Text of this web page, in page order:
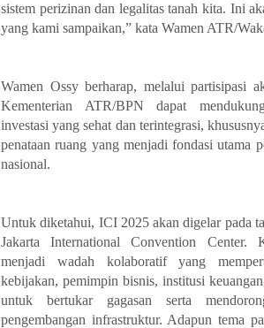
sistem perizinan dan legalitas tanah kita. Ini
yang kami sampaikan,” kata Wamen ATR/
Wamen Ossy berharap, melalui partisipasi
Kementerian ATR/BPN dapat
investasi yang sehat dan terintegrasi,
penataan ruang yang menjadi fondasi utama
nasional.
Untuk diketahui, ICI 2025 akan digelar pada
Jakarta International Convention Center.
menjadi wadah kolaboratif yang
kebijakan, pemimpin bisnis, institusi
untuk bertukar gagasan serta
pengembangan infrastruktur. Adapun tema